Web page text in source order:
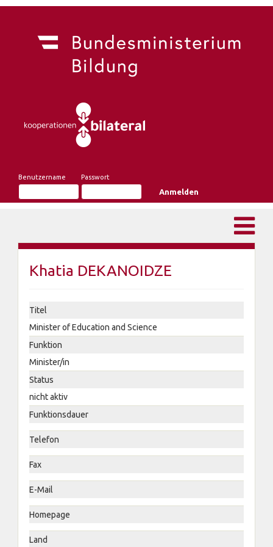
Benutzername Passwort
Khatia DEKANOIDZE
Titel
Minister of Education and Science
Funktion
Minister/in
Status
nicht aktiv
Funktionsdauer
Telefon
Fax
E-Mail
Homepage
Land